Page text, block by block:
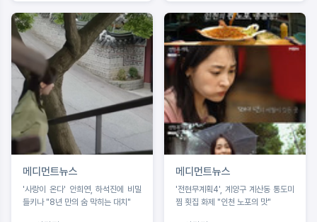
메디먼트뉴스
'사랑이 온다' 안희연, 하석진에 비밀
들키나 "8년 만의 숨 막히는 대치"
메디먼트뉴스
'전현무계획4', 계양구 계산동 통도미
찜 횟집 화제 "인천 노포의 맛"